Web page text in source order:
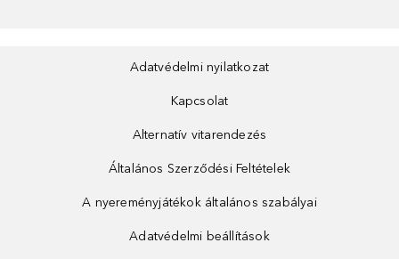
Adatvédelmi nyilatkozat
Kapcsolat
Alternatív vitarendezés
Általános Szerződési Feltételek
A nyereményjátékok általános szabályai
Adatvédelmi beállítások